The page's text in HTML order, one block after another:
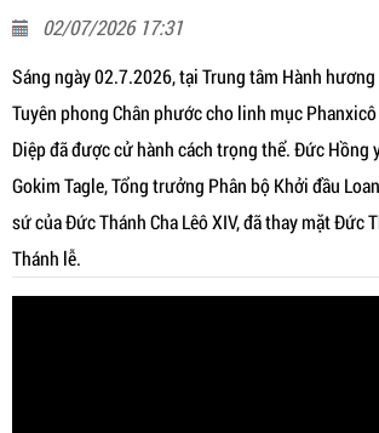
02/07/2026 17:31
Sáng ngày 02.7.2026, tại Trung tâm Hành hương
Tuyên phong Chân phước cho linh mục
Diệp đã được cử hành cách trọng thể. Đức Hồng
Gokim Tagle, Tổng trưởng Phân bộ Khởi đầu
sứ của Đức Thánh Cha Lêô XIV, đã thay mặt Đức
Thánh lễ.